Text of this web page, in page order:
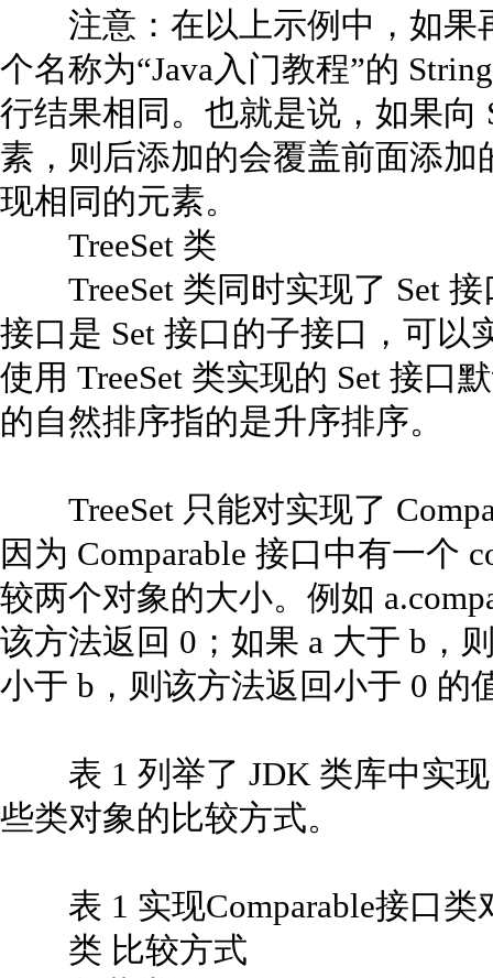
注意：在以上示例中，如果
个名称为“Java入门教程”的
行结果相同。也就是说，如果向
素，则后添加的会覆盖前面添加
现相同的元素。
TreeSet 类
TreeSet 类同时实现了 Set 接
接口是 Set 接口的子接口，可
使用 TreeSet 类实现的 Set 接口
的自然排序指的是升序排序。
TreeSet 只能对实现了
因为 Comparable 接口中有一个
较两个对象的大小。例如
该方法返回 0；如果 a 大于 b，
小于 b，则该方法返回小于 0 的
表 1 列举了 JDK 类库中实现
些类对象的比较方式。
表 1 实现Comparable接口类
类 比较方式